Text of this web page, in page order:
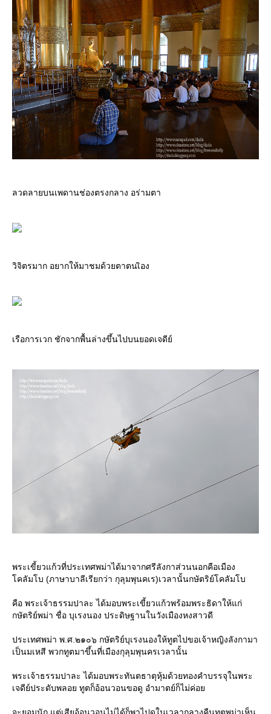
ลวดลายบนเพดานช่องตรงกลาง อร่ามตา
วิจิตรมาก อยากให้มาชมด้วยตาตนเิอง
เรือการเวก ชักจากพื้นล่างขึ้นไปบนยอดเจดีย์
พระเขี้ยวแก้วที่ประเทศพม่าได้มาจากศรีลังกาส่วนนอกคือเมือง
คลัมโบ (ภาษาบาลีเรียกว่า กุลุมพุนคเร)เวลานั้นกษัตริย์โคลัมโบ
คือ พระเจ้าธรรมปาละ ได้มอบพระเขี้ยวแก้วพร้อมพระธิดาให้แก่
กษัตริย์พม่า ชื่อ บุเรงนอง ประดิษฐานในวังเมืองหงสาวดี
ประเทศพม่า พ.ศ.๒๑๐๖ กษัตริย์บุเรงนองให้ทูตไปขอเจ้าหญิงลังกามา
เป็นมเหสี พวกทูตมาขึ้นที่เมืองกุลุมพุนครเวลานั้น
พระเจ้าธรรมปาละ ได้มอบพระทันตธาตุหุ้มด้วยทองคำบรรจุในพระ
เจดีย์ประดับพลอย ทูตก็อ้อนวอนขอดู อำมาตย์ก็ไม่ค่อ
จะยอมนัก แต่เสียอ้อนวอนไม่ได้ก็พาไปดูในเวลากลางคืนทูตพม่าเห็น